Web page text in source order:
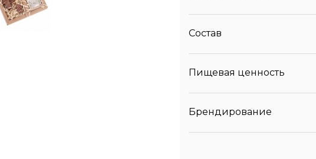
Состав
Пищевая ценность
Брендирование